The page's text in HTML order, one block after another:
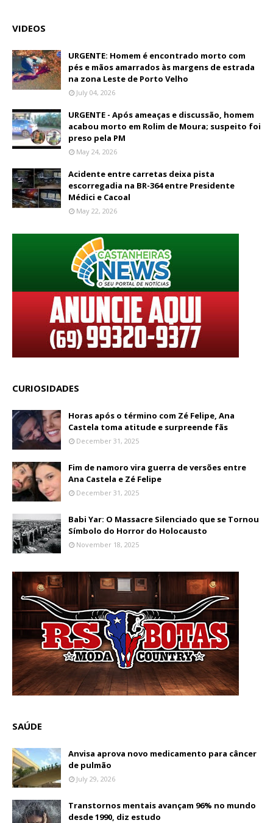
VIDEOS
URGENTE: Homem é encontrado morto com
pés e mãos amarrados às margens de estrada
na zona Leste de Porto Velho
July 04, 2026
URGENTE - Após ameaças e discussão, homem
acabou morto em Rolim de Moura; suspeito foi
preso pela PM
May 24, 2026
Acidente entre carretas deixa pista
escorregadia na BR-364 entre Presidente
Médici e Cacoal
May 22, 2026
CURIOSIDADES
Horas após o término com Zé Felipe, Ana
Castela toma atitude e surpreende fãs
December 31, 2025
Fim de namoro vira guerra de versões entre
Ana Castela e Zé Felipe
December 31, 2025
Babi Yar: O Massacre Silenciado que se Tornou
Símbolo do Horror do Holocausto
November 18, 2025
SAÚDE
Anvisa aprova novo medicamento para câncer
de pulmão
July 29, 2026
Transtornos mentais avançam 96% no mundo
desde 1990, diz estudo